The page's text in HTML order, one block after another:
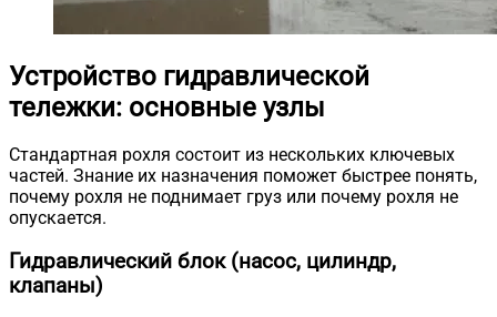
Устройство гидравлической
тележки: основные узлы
Стандартная рохля состоит из нескольких ключевых
частей. Знание их назначения поможет быстрее понять,
почему рохля не поднимает груз или почему рохля не
опускается.
Гидравлический блок (насос, цилиндр,
клапаны)